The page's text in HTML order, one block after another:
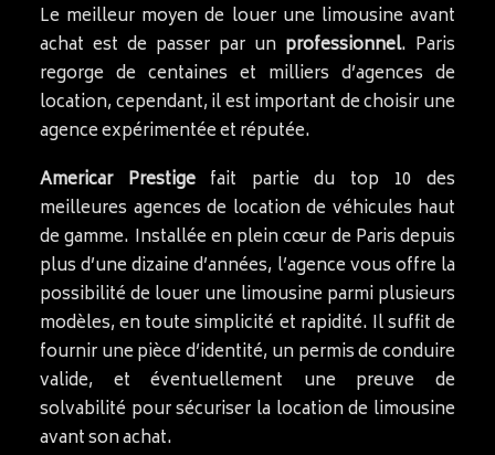
Le meilleur moyen de louer une limousine avant
achat est de passer par un professionnel. Paris
regorge de centaines et milliers d’agences de
location, cependant, il est important de choisir une
agence expérimentée et réputée.
Americar Prestigefait partie du top 10 des
meilleures agences de location de véhicules haut
de gamme. Installée en plein cœur de Paris depuis
plus d’une dizaine d’années, l’agence vous offre la
possibilité de louer une limousine parmi plusieurs
modèles, en toute simplicité et rapidité. Il suffit de
fournir une pièce d’identité, un permis de conduire
valide, et éventuellement une preuve de
solvabilité pour sécuriser la location de limousine
avant son achat.